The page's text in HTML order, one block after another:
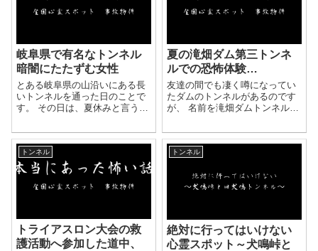
岐阜県で有名なトンネル
暗闇にたたずむ女性
とある岐阜県の山沿いにある長
いトンネルを通った日のことで
す。 その日は、夏休みと言うこ
けていました。 帰り道が混雑す
るからと父は高速道路には入ら
ず下道で帰ろうと言いました。
下道は高速よりも混雑...
夏の滝畑ダム第三トンネ
ルでの恐怖体験…
友達の間でも凄く噂になってい
たダムのトンネルがあるのです
が、 名前を滝畑ダムトンネル、
ところです。 あそこのトンネル
は見た目からして狭くてちょっ
と不気味なのですが、 後ろから
トンネル
トライアスロン大会の救
護活動へ参加した道中、
トンネル
絶対に行ってはいけない
心霊スポット～犬鳴峠と